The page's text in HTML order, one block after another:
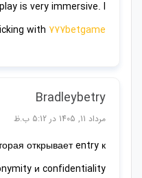
is very immersive. I
with 777betgame
Bradleybetry
مرداد 11, 1405 در 5:12 ب.ظ
открывает entry к
и confidentiality